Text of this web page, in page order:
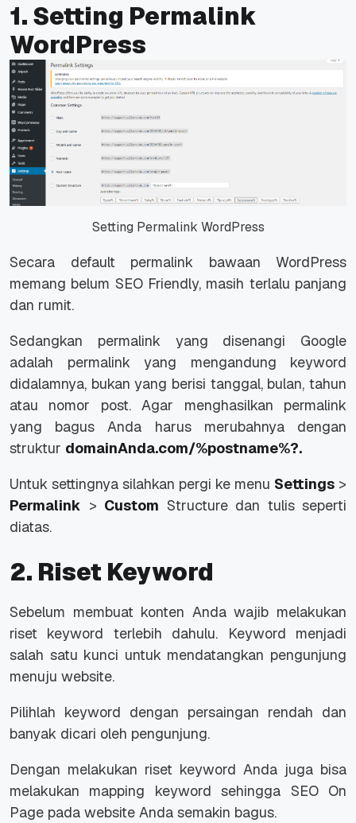
1. Setting Permalink
WordPress
Setting Permalink WordPress
Secara default permalink bawaan WordPress
memang belum SEO Friendly, masih terlalu panjang
dan rumit.
Sedangkan permalink yang disenangi Google
adalah permalink yang mengandung keyword
didalamnya, bukan yang berisi tanggal, bulan, tahun
atau nomor post. Agar menghasilkan permalink
yang bagus Anda harus merubahnya dengan
struktur domainAnda.com/%postname%?.
Untuk settingnya silahkan pergi ke menu Settings >
Permalink > Custom Structure dan tulis seperti
diatas.
2. Riset Keyword
Sebelum membuat konten Anda wajib melakukan
riset keyword terlebih dahulu. Keyword menjadi
salah satu kunci untuk mendatangkan pengunjung
menuju website.
Pilihlah keyword dengan persaingan rendah dan
banyak dicari oleh pengunjung.
Dengan melakukan riset keyword Anda juga bisa
melakukan mapping keyword sehingga SEO On
Page pada website Anda semakin bagus.